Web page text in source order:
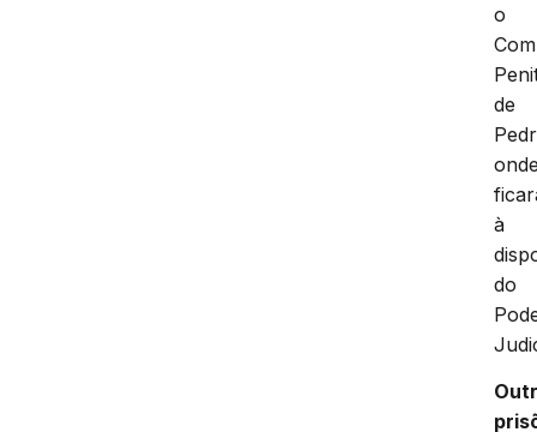
o
de
à
do